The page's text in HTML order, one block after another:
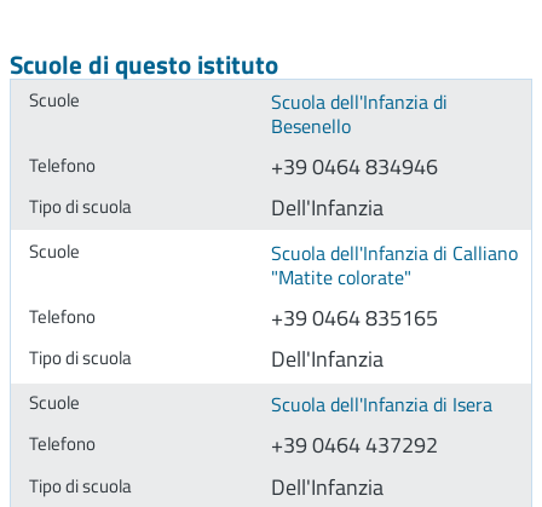
Scuole di questo istituto
Scuola dell'Infanzia di
Besenello
+39 0464 834946
Dell'Infanzia
Scuola dell'Infanzia di Calliano
"Matite colorate"
+39 0464 835165
Dell'Infanzia
Scuola dell'Infanzia di Isera
+39 0464 437292
Dell'Infanzia